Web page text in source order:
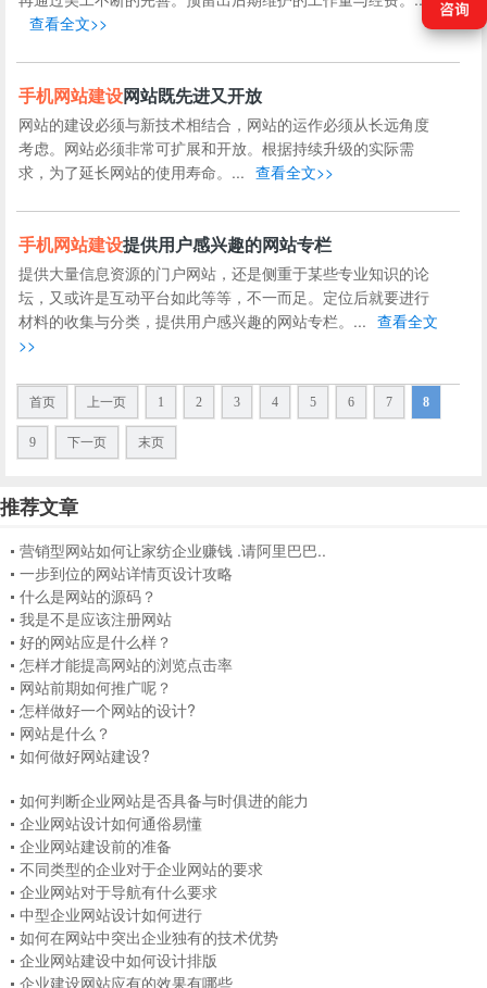
查看全文>>
手机网站建设网站既先进又开放
网站的建设必须与新技术相结合，网站的运作必须从长远角度
考虑。网站必须非常可扩展和开放。根据持续升级的实际需
求，为了延长网站的使用寿命。... 查看全文>>
手机网站建设提供用户感兴趣的网站专栏
提供大量信息资源的门户网站，还是侧重于某些专业知识的论
坛，又或许是互动平台如此等等，不一而足。定位后就要进行
材料的收集与分类，提供用户感兴趣的网站专栏。... 查看全文
>>
首页 上一页 1 2 3 4 5 6 7 8
9 下一页 末页
推荐文章
营销型网站如何让家纺企业赚钱 .请阿里巴巴..
一步到位的网站详情页设计攻略
什么是网站的源码？
我是不是应该注册网站
好的网站应是什么样？
怎样才能提高网站的浏览点击率
网站前期如何推广呢？
怎样做好一个网站的设计?
网站是什么？
如何做好网站建设?
如何判断企业网站是否具备与时俱进的能力
企业网站设计如何通俗易懂
企业网站建设前的准备
不同类型的企业对于企业网站的要求
企业网站对于导航有什么要求
中型企业网站设计如何进行
如何在网站中突出企业独有的技术优势
企业网站建设中如何设计排版
企业建设网站应有的效果有哪些